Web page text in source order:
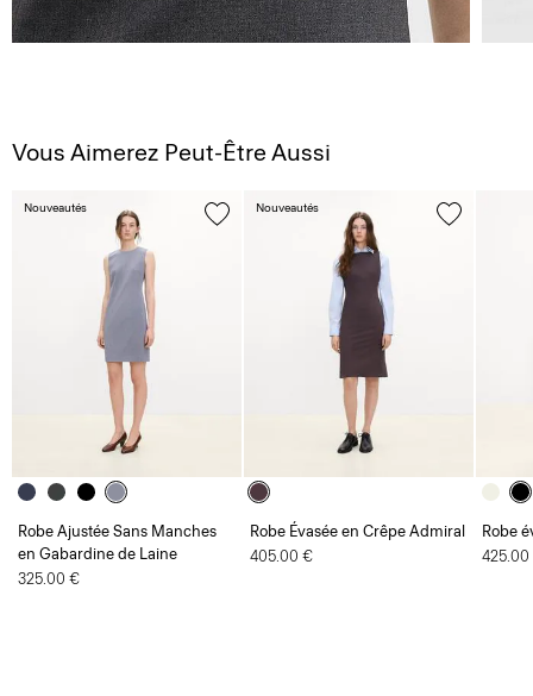
Vous Aimerez Peut-Être Aussi
Robe Ajustée Sans Manches
en Gabardine de Laine
325.00 €
Nouveautés
Robe Évasée en Crêpe Admiral
405.00 €
Nouveautés
Robe